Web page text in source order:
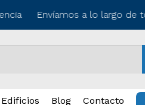
Envíamos a lo largo
Edificios Blog Contacto